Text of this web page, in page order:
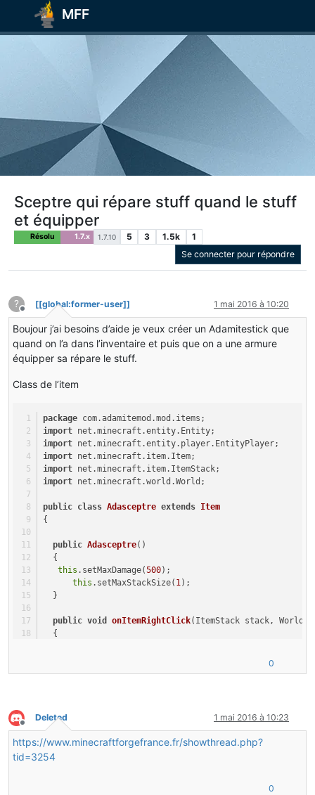
MFF
Sceptre qui répare stuff quand le stuff
et équipper
Résolu 1.7.x 1.7.10 5 3 1.5k
1
Se connecter pour répondre
?
Hors-ligne
[[global:former-user]] 1 mai 2016 à 10:20
Boujour j’ai besoins d’aide je veux créer un Adamitestick que
quand on l’a dans l’inventaire et puis que on a une armure
équipper sa répare le stuff.
Class de l’item
package com.adamitemod.mod.items;
import net.minecraft.entity.Entity;
import net.minecraft.entity.player.EntityPlayer;
import net.minecraft.item.Item;
import net.minecraft.item.ItemStack;
import net.minecraft.world.World;
public class Adasceptre extends Item
{
public Adasceptre()
{
this .setMaxDamage(500);
this .setMaxStackSize( 1 );
}
public void onItemRightClick(ItemStack stack,
{
&&
{
0
Hors-ligne
Deleted 1 mai 2016 à 10:23
https://www.minecraftforgefrance.fr/showthread.php?
tid=3254
0